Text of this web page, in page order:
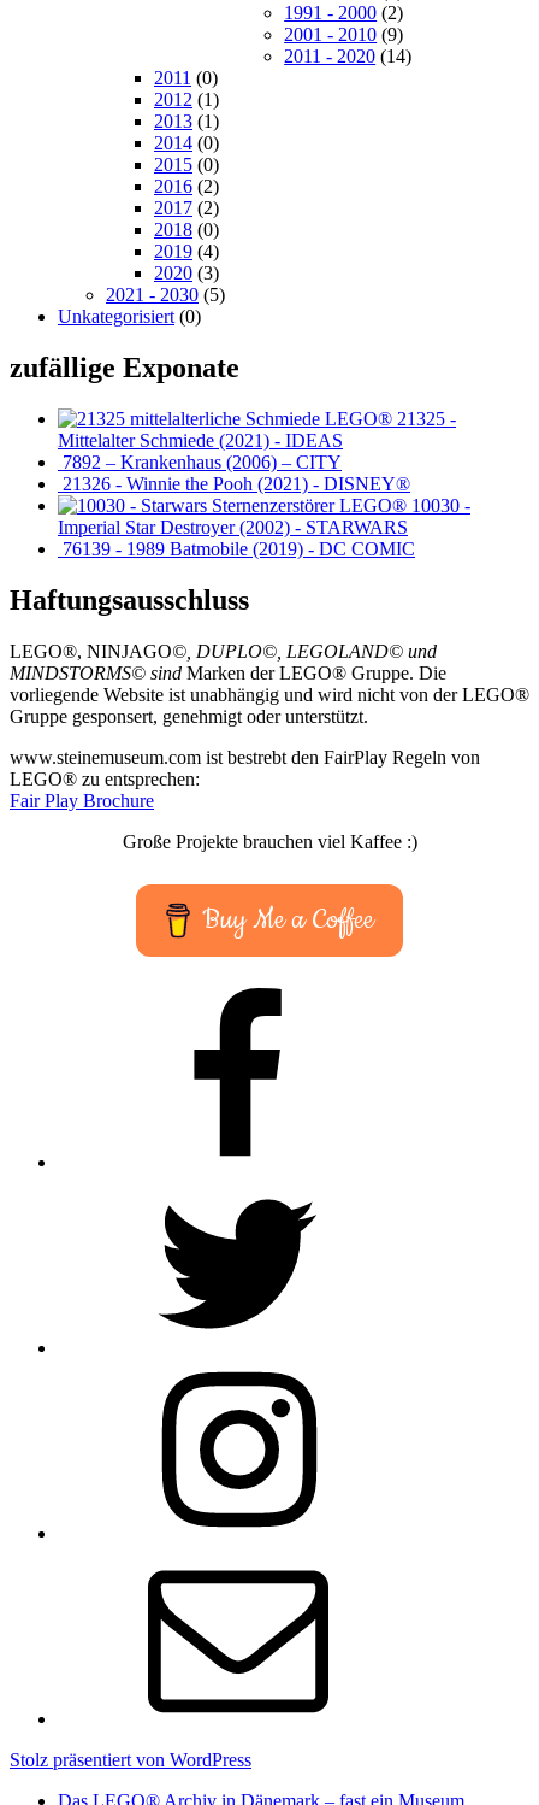
1991 - 2000 (2)
2001 - 2010 (9)
2011 - 2020 (14)
2011 (0)
2012 (1)
2013 (1)
2014 (0)
2015 (0)
2016 (2)
2017 (2)
2018 (0)
2019 (4)
2020 (3)
2021 - 2030 (5)
Unkategorisiert (0)
zufällige Exponate
21325 -
Mittelalter Schmiede (2021) - IDEAS
7892 – Krankenhaus (2006) – CITY
21326 - Winnie the Pooh (2021) - DISNEY®
10030 -
Imperial Star Destroyer (2002) - STARWARS
76139 - 1989 Batmobile (2019) - DC COMIC
Haftungsausschluss
LEGO®, NINJAGO©, DUPLO©, LEGOLAND© und
MINDSTORMS© sind Marken der LEGO® Gruppe. Die
vorliegende Website ist unabhängig und wird nicht von der LEGO®
Gruppe gesponsert, genehmigt oder unterstützt.
www.steinemuseum.com ist bestrebt den FairPlay Regeln von
LEGO® zu entsprechen:
Fair Play Brochure
Große Projekte brauchen viel Kaffee :)
Buy Me a Coffee
Stolz präsentiert von WordPress
Das LEGO® Archiv in Dänemark – fast ein Museum